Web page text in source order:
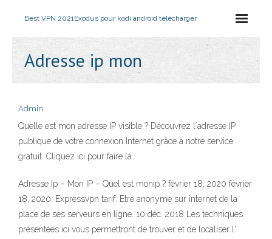
Best VPN 2021Exodus pour kodi android télécharger
Adresse ip mon
Admin
Quelle est mon adresse IP visible ? Découvrez l´adresse IP
publique de votre connexion Internet grâce à notre service
gratuit. Cliquez ici pour faire la
Adresse Ip – Mon IP – Quel est monip ? février 18, 2020 février
18, 2020. Expressvpn tarif. Etre anonyme sur internet de la
place de ses serveurs en ligne. 10 déc. 2018 Les techniques
présentées ici vous permettront de trouver et de localiser l'